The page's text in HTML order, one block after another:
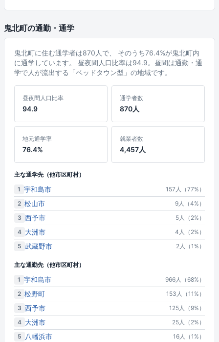
鬼北町の通勤・通学
鬼北町に住む通学者は870人で、 そのうち76.4%が鬼北町内
に通学しています。 昼夜間人口比率は94.9。昼間は通勤・通
学で人が流出する「ベッドタウン型」の地域です。
昼夜間人口比率
94.9
通学者数
870人
地元通学率
76.4%
就業者数
4,457人
主な通学先（他市区町村）
1 宇和島市
157人（77%）
2 松山市
9人（4%）
3 西予市
5人（2%）
4 大洲市
4人（2%）
5 武蔵野市 2人（1%）
主な通勤先（他市区町村）
1 宇和島市
966人（68%）
2 松野町
153人（11%）
3 西予市
125人（9%）
4 大洲市
25人（2%）
5
八幡浜市 16人（1%）